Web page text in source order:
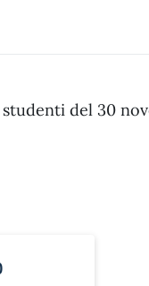
del 30